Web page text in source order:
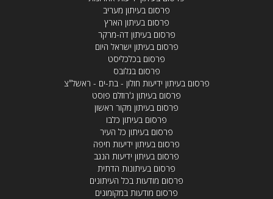
פרסום בעיתון מעריב
פרסום בעיתון הארץ
פרסום בעיתון דה-מרקר
פרסום בעיתון ישראל היום
פרסום בכלכליסט
פרסום בגלובס
פרסום בעיתון ידיעות חולון - בת-ים - ראשל"צ
פרסום בעיתון ג'רוזלם פוסט
פרסום בעיתון מקור ראשון
פרסום בעיתון כלבו
פרסום בעיתון כל העיר
פרסום בעיתון ידיעות חיפה
פרסום בעיתון ידיעות הנגב
פרסום בעיתונות הדתית
פרסום מודעות בכל העיתונים
פרסום מודעות במקומונים